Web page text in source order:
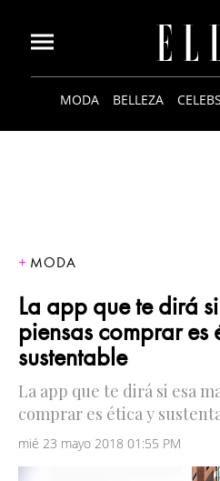
MODA BELLEZA CELEBS
MODA
La app que te dirá
piensas comprar es
sustentable
La app que te dirá si esa
comprar es ética y
mié 23 mayo 2018 01:55 PM